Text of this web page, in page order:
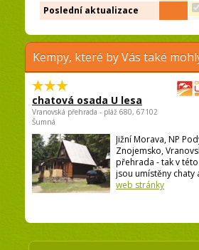
Poslední aktualizace
Kempy, které by Vás také
chatová osada U lesa
Vranovská přehrada - pláž 680, 67102
Šumná
Jižní Morava, NP
Znojemsko,
přehrada - tak v
jsou umístěny chaty
web stránky